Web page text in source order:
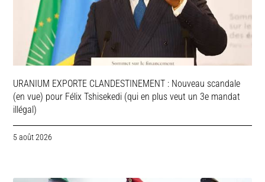
URANIUM EXPORTE CLANDESTINEMENT : Nouveau scandale
(en vue) pour Félix Tshisekedi (qui en plus veut un 3e mandat
illégal)
5 août 2026